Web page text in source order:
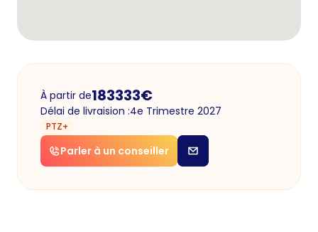
À partir de183333€
Délai de livraision :4e Trimestre 2027
PTZ+
Parler à un conseiller